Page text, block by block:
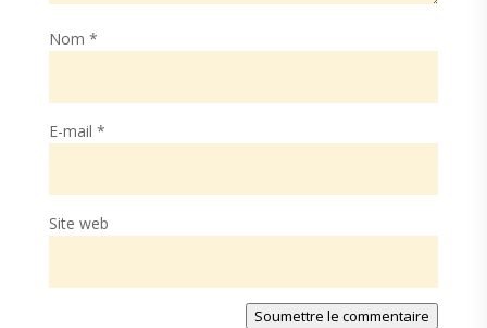
Nom *
E-mail *
Site web
Soumettre le commentaire